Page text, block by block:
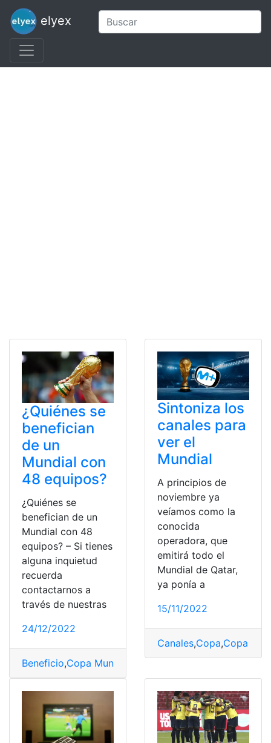
elyex
¿Quiénes se
benefician
de un
Mundial con
48 equipos?
¿Quiénes se
benefician de un
Mundial con 48
equipos? – Si tienes
alguna inquietud
recuerda
contactarnos a
través de nuestras
24/12/2022
Beneficio,Copa Mundial de Fútbol
Sintoniza los
canales para
ver el
Mundial
A principios de
noviembre ya
veíamos como la
conocida
operadora, que
emitirá todo el
Mundial de Qatar,
ya ponía a
15/11/2022
Canales,Copa,Copa